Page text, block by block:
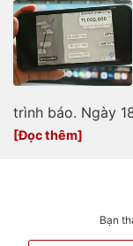
trình báo. Ngày
Bạn